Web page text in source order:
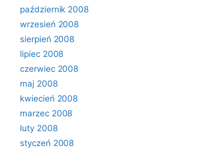
październik 2008
wrzesień 2008
sierpień 2008
lipiec 2008
czerwiec 2008
maj 2008
kwiecień 2008
marzec 2008
luty 2008
styczeń 2008